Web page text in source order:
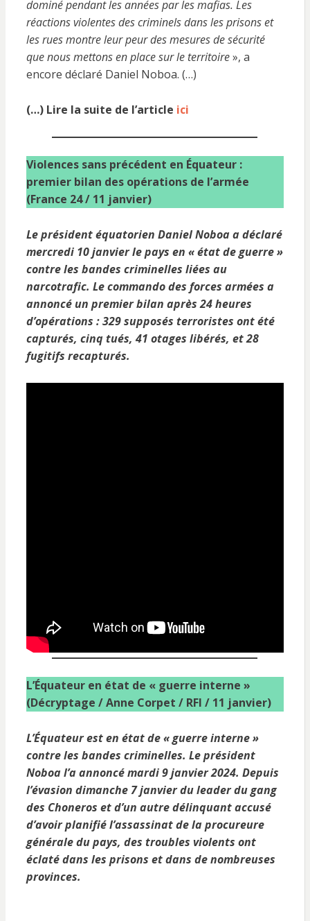
dominé pendant les années par les mafias. Les
réactions violentes des criminels dans les prisons et
les rues montre leur peur des mesures de sécurité
que nous mettons en place sur le territoire», a
encore déclaré Daniel Noboa. (…)
(…) Lire la suite de l’article ici
Violences sans précédent en Équateur :
premier bilan des opérations de l’armée
(France 24 / 11 janvier)
Le président équatorien Daniel Noboa a déclaré
mercredi 10 janvier le pays en « état de guerre »
contre les bandes criminelles liées au
narcotrafic. Le commando des forces armées a
annoncé un premier bilan après 24 heures
d’opérations : 329 supposés terroristes ont été
capturés, cinq tués, 41 otages libérés, et 28
fugitifs recapturés.
L’Équateur en état de « guerre interne »
(Décryptage / Anne Corpet / RFI / 11 janvier)
L’Équateur est en état de « guerre interne »
contre les bandes criminelles. Le président
Noboa l’a annoncé mardi 9 janvier 2024. Depuis
l’évasion dimanche 7 janvier du leader du gang
des Choneros et d’un autre délinquant accusé
d’avoir planifié l’assassinat de la procureure
générale du pays, des troubles violents ont
éclaté dans les prisons et dans de nombreuses
provinces.